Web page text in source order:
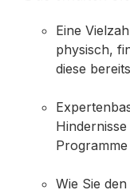
Eine
physisch,
diese
Wie Sie